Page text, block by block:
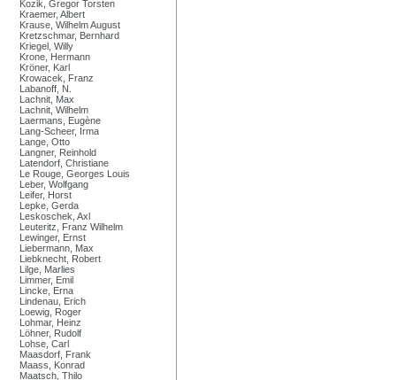
Kozik, Gregor Torsten
Kraemer, Albert
Krause, Wilhelm August
Kretzschmar, Bernhard
Kriegel, Willy
Krone, Hermann
Kröner, Karl
Krowacek, Franz
Labanoff, N.
Lachnit, Max
Lachnit, Wilhelm
Laermans, Eugène
Lang-Scheer, Irma
Lange, Otto
Langner, Reinhold
Latendorf, Christiane
Le Rouge, Georges Louis
Leber, Wolfgang
Leifer, Horst
Lepke, Gerda
Leskoschek, Axl
Leuteritz, Franz Wilhelm
Lewinger, Ernst
Liebermann, Max
Liebknecht, Robert
Lilge, Marlies
Limmer, Emil
Lincke, Erna
Lindenau, Erich
Loewig, Roger
Lohmar, Heinz
Löhner, Rudolf
Lohse, Carl
Maasdorf, Frank
Maass, Konrad
Maatsch, Thilo